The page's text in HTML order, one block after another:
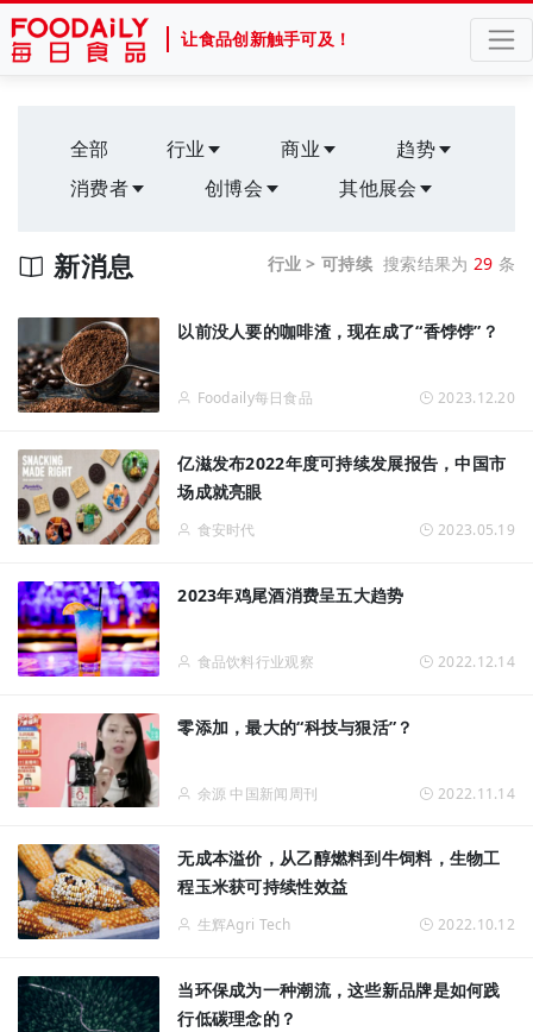
让食品创新触手可及！
全部 行业 商业
趋势
消费者
创博会 其他展会
行业 > 可持续 搜索结果为 29 条
新消息
以前没人要的咖啡渣，现在成了“香饽饽”？
Foodaily每日食品 2023.12.20
亿滋发布2022年度可持续发展报告，中国市
场成就亮眼
食安时代 2023.05.19
2023年鸡尾酒消费呈五大趋势
食品饮料行业观察 2022.12.14
零添加，最大的“科技与狠活”？
余源 中国新闻周刊 2022.11.14
无成本溢价，从乙醇燃料到牛饲料，生物工
程玉米获可持续性效益
生辉Agri Tech 2022.10.12
当环保成为一种潮流，这些新品牌是如何践
行低碳理念的？